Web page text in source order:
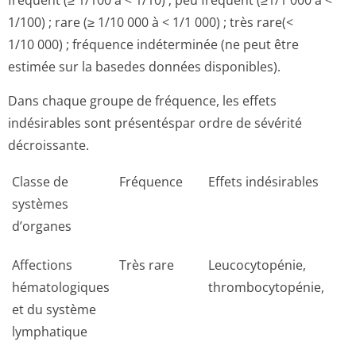
1/100) ; rare (≥ 1/10 000 à < 1/1 000) ; très rare(<
1/10 000) ; fréquence indéterminée (ne peut être
estimée sur la basedes données disponibles).
Dans chaque groupe de fréquence, les effets
indésirables sont présentéspar ordre de sévérité
décroissante.
Classe de
systèmes
d’organes
Fréquence Effets indésirables
Affections
hématologiques
et du système
lymphatique
Très rare
Leucocytopénie,
thrombocytopénie,